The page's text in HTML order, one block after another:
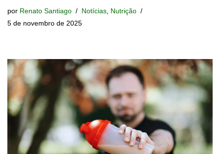
por Renato Santiago Notícias Nutrição
5 de novembro de 2025